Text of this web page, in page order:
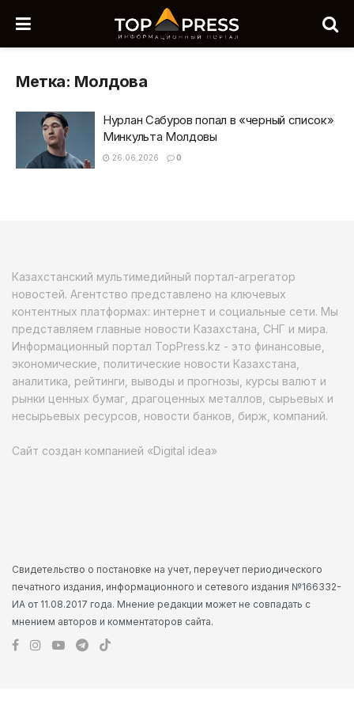
Метка: Молдова
Нурлан Сабуров попал в «черный список»
Минкульта Молдовы
26.06.2026 0
Казахстанский мультимедийный портал-агрегатор
новостей. Агентство представлено на ключевых
контентных платформах: интернет и социальные сети. Мы
представляем главные новости Казахстана, СНГ и мира.
Информационный портал TopPress.kz - это финансовые,
экономические, политические новости Казахстана,
аналитика, рейтинги, выводы и прогнозы, курсы валют и
рынки ценных бумаг, драгоценных металлов, сырьевых и
несырьевых ресурсов, новости банков, бирж, компаний.
Сайт создан компанией «Digital idea»
Свидетельство о постановке на учет, переучет периодического
печатного издания, информационного и сетевого издания №166332-
ИА от 11.08.2017 года. Мнение редакции может не совпадать с
мнением авторов и комментаторов сайта.